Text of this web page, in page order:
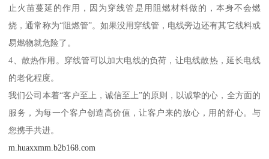
止火苗蔓延的作用，因为穿线管是用阻燃材料做的，本身不会燃
烧，通常称为“阻燃管”。如果没用穿线管，电线旁边还有其它线料或
易燃物就危险了。
4、散热作用。穿线管可以加大电线的负荷，让电线散热，延长电线
的老化程度。
我们公司本着“客户至上，诚信至上”的原则，以诚挚的心，全方面的
服务，为每一个客户创造高价值，让客户来的放心，用的舒心。与
您携手共进。
m.huaxxmm.b2b168.com